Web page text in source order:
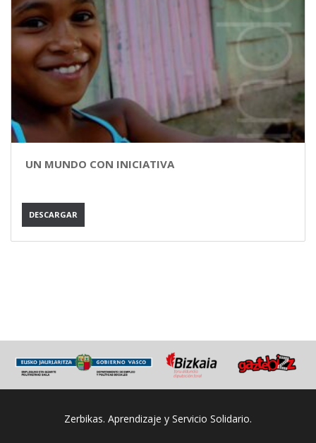
UN MUNDO CON INICIATIVA
DESCARGAR
Zerbikas. Aprendizaje y Servicio Solidario.